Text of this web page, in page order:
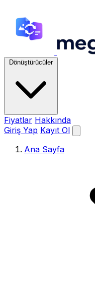
Dönüştürücüler
Fiyatlar Hakkında
Giriş Yap Kayıt Ol
Ana Sayfa